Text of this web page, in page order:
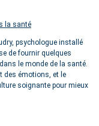
la santé
psychologue installé
de fournir quelques
le monde de la santé.
des émotions, et le
soignante pour mieux